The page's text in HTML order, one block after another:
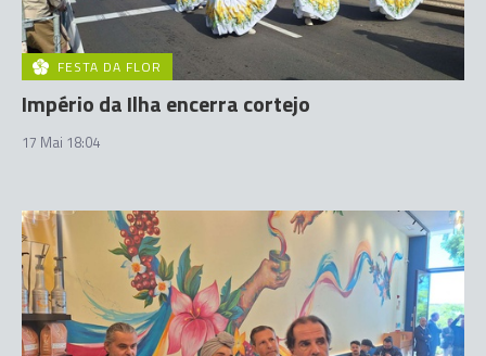
FESTA DA FLOR
Império da Ilha encerra cortejo
17 Mai 18:04